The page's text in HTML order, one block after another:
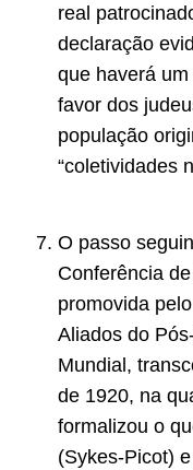
real
declaração
que haverá
favor dos
população
“coletividades
O passo
Conferência
promovida
Aliados do
Mundial,
de 1920, na
formalizou o
(Sykes-Picot)